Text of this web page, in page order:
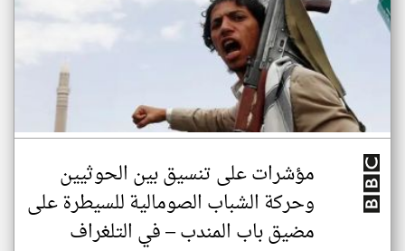
مؤشرات على تنسيق بين الحوثيين
وحركة الشباب الصومالية للسيطرة على
مضيق باب المندب – في التلغراف